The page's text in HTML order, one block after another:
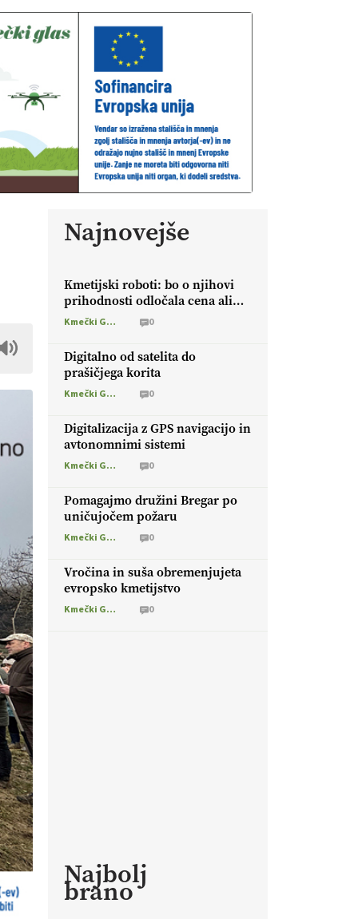
Najnovejše
Kmetijski roboti: bo o njihovi
prihodnosti odločala cena ali
prednosti za kmetijo?
Kmečki Glas 0
Digitalno od satelita do
prašičjega korita
Kmečki Glas 0
Digitalizacija z GPS navigacijo in
avtonomnimi sistemi
Kmečki Glas 0
Pomagajmo družini Bregar po
uničujočem požaru
Kmečki Glas 0
Vročina in suša obremenjujeta
evropsko kmetijstvo
Kmečki Glas 0
Najbolj
brano